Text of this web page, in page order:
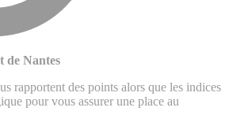
de Nantes
rapportent des points alors que les indices
pour vous assurer une place au